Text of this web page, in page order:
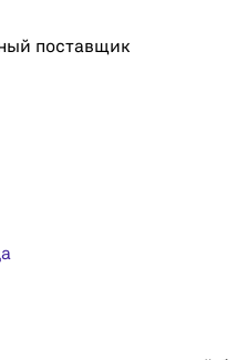
поставщик